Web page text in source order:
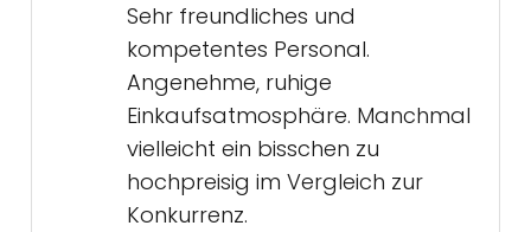
Sehr freundliches und
kompetentes Personal.
Angenehme, ruhige
Einkaufsatmosphäre. Manchmal
vielleicht ein bisschen zu
hochpreisig im Vergleich zur
Konkurrenz.